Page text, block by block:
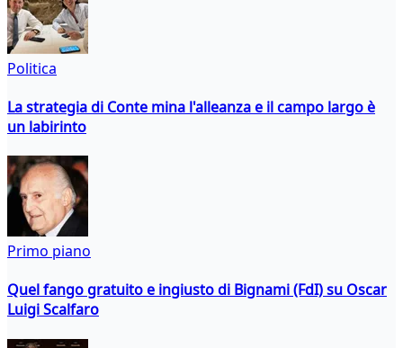
Politica
La strategia di Conte mina l'alleanza e il campo largo è
un labirinto
Primo piano
Quel fango gratuito e ingiusto di Bignami (FdI) su Oscar
Luigi Scalfaro